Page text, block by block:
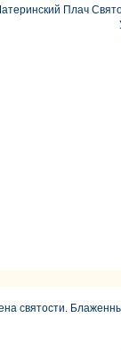
Плач
святости.